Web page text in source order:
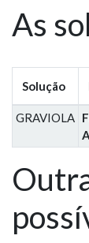
As
Solução
GRAVIOLA